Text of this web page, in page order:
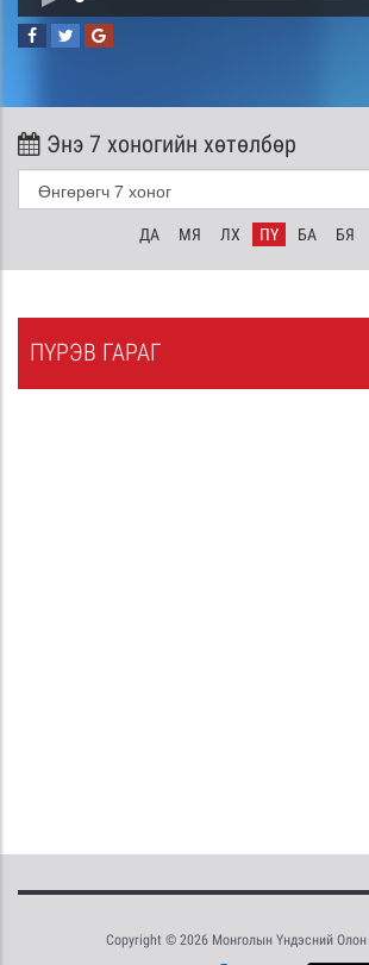
Энэ 7 хоногийн хөтөлбөр
ДА МЯ ЛХ ПҮ БА БЯ
ПҮРЭВ ГАРАГ
Copyright © 2026 Монголын Үндэсний Олон